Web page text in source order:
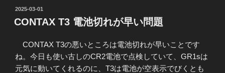
投
稿
日:
2025-03-01
CONTAX T3 電池切れが早い問題
CONTAX T3の悪いところは電池切れが早いことです
ね。今日も使い古しのCR2電池で点検していて、GR1sは
元気に動いてくれるのに、T3は電池が空表示でびくとも